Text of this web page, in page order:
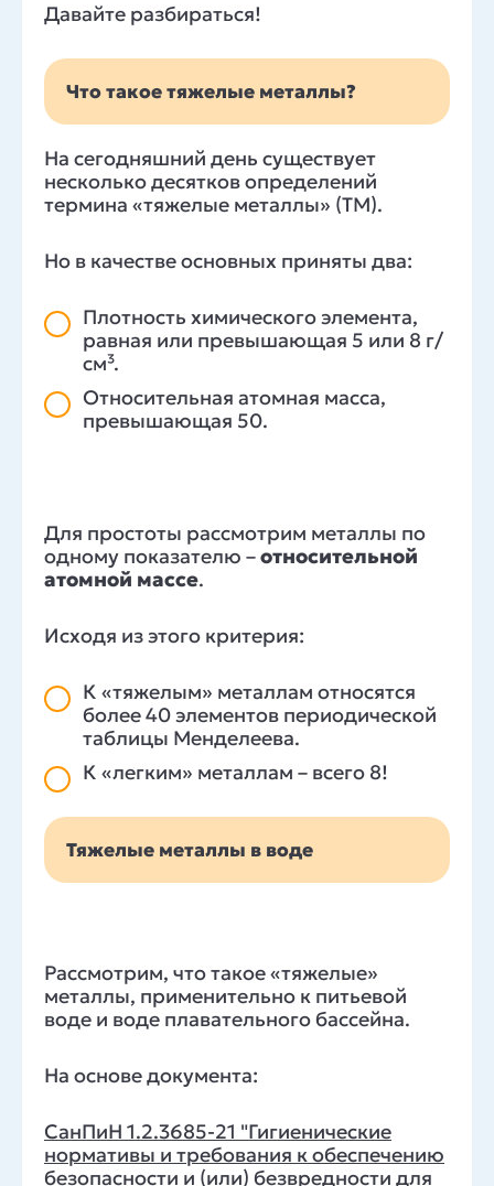
Давайте разбираться!
Что такое тяжелые металлы?
На сегодняшний день существует
несколько десятков определений
термина «тяжелые металлы» (ТМ).
Но в качестве основных приняты два:
Плотность химического элемента,
равная или превышающая 5 или 8 г/
см³.
Относительная атомная масса,
превышающая 50.
Для простоты рассмотрим металлы по
одному показателю –относительной
атомной массе.
Исходя из этого критерия:
К «тяжелым» металлам относятся
более 40 элементов периодической
таблицы Менделеева.
К «легким» металлам – всего 8!
Тяжелые металлы в воде
Рассмотрим, что такое «тяжелые»
металлы, применительно к питьевой
воде и воде плавательного бассейна.
На основе документа:
СанПиН 1.2.3685-21 "Гигиенические
нормативы и требования к обеспечению
безопасности и (или) безвредности для